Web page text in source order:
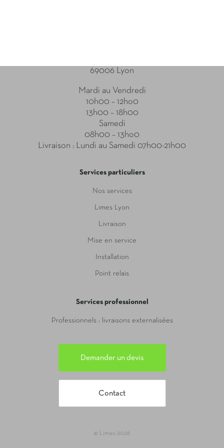
69006 Lyon
Mardi au Vendredi
10h00 – 12ho0
13h00 – 18h00
Samedi
08h00 – 13ho0
Livraison : Lundi au Samedi 07h00-21h00
Services particuliers
Nos services
Limes Lyon
Livraison
Mise en service
Installation
Point relais
Services professionnel
Professionnels : livraisons externalisées
Demander un devis
Contact
© Limes 2026